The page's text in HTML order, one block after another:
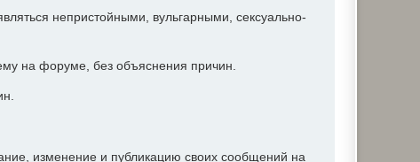
непристойными, вульгарными, сексуально-
на форуме, без объяснения причин.
изменение и публикацию своих сообщений на